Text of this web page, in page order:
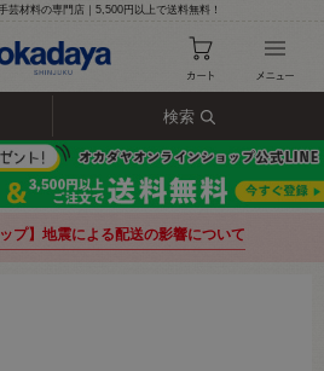
芸材料の専門店｜5,500円以上で送料無料！
検索
プ】地震による配送の影響について